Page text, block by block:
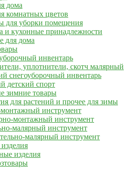
дома
комнатных цветов
для уборки помещения
и кухонные принадлежности
для дома
инвентарь
уплотнители, скотч малярный
снегоуборочный инвентарь
детский спорт
зимние товары
для растений и прочее для зимы
инструмент
монтажный инструмент
малярный инструмент
малярный инструмент
изделия